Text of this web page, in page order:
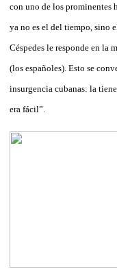
con uno de los prominentes
ya no es el del tiempo, sino
Céspedes le responde en la
(los españoles). Esto se
insurgencia cubanas: la
era fácil”.